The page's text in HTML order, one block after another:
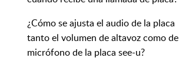
¿Cómo se ajusta el audio de la placa
tanto el volumen de altavoz como de
micrófono de la placa see-u?